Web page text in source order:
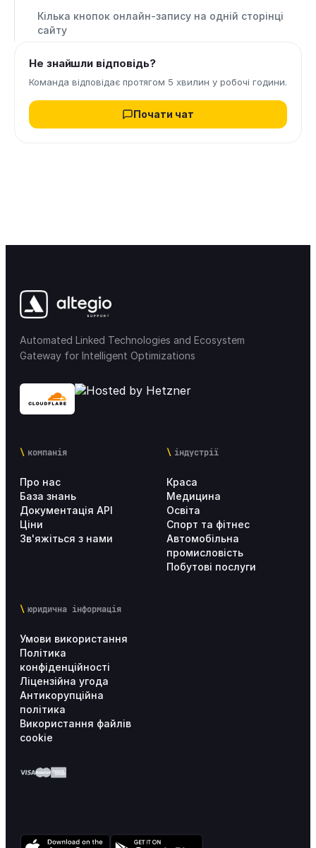
Кілька кнопок онлайн-запису на одній сторінці
сайту
Не знайшли відповідь?
Команда відповідає протягом 5 хвилин у робочі години.
Почати чат
Automated Linked Technologies and Ecosystem
Gateway for Intelligent Optimizations
компанія
Про нас
База знань
Документація API
Ціни
Зв'яжіться з нами
індустрії
Краса
Медицина
Освіта
Спорт та фітнес
Автомобільна
промисловість
Побутові послуги
юридична інформація
Умови використання
Політика
конфіденційності
Ліцензійна угода
Антикорупційна
політика
Використання файлів
cookie